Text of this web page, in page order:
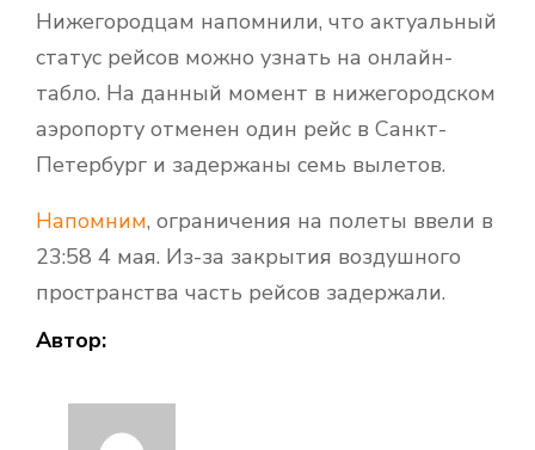
Нижегородцам напомнили, что актуальный
статус рейсов можно узнать на онлайн-
табло. На данный момент в нижегородском
аэропорту отменен один рейс в Санкт-
Петербург и задержаны семь вылетов.
Напомним, ограничения на полеты ввели в
23:58 4 мая. Из-за закрытия воздушного
пространства часть рейсов задержали.
Автор: